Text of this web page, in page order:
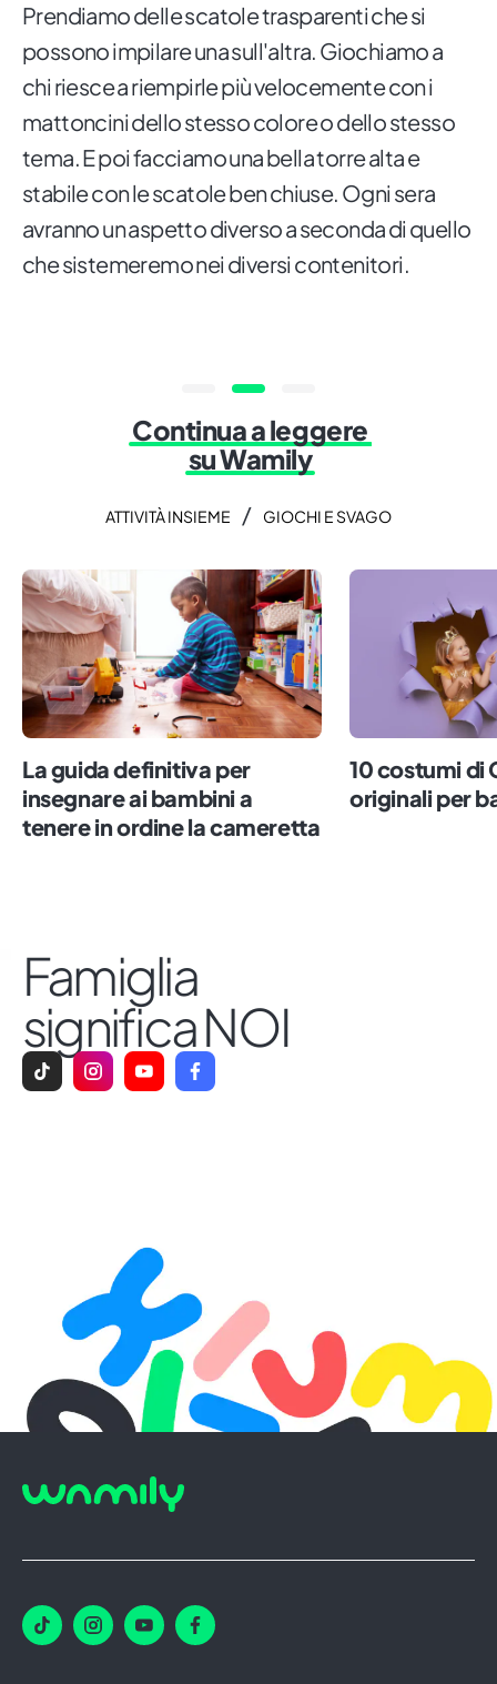
Prendiamo delle scatole trasparenti che si
possono impilare una sull'altra. Giochiamo a
chi riesce a riempirle più velocemente con i
mattoncini dello stesso colore o dello stesso
tema. E poi facciamo una bella torre alta e
stabile con le scatole ben chiuse. Ogni sera
avranno un aspetto diverso a seconda di quello
che sistemeremo nei diversi contenitori.
Continua a leggere
su Wamily
ATTIVITÀ INSIEME / GIOCHI E SVAGO
La guida definitiva per
insegnare ai bambini a
tenere in ordine la cameretta
10 costumi di
originali per
Famiglia
significa NOI